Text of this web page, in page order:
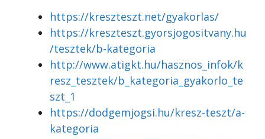
https://kreszteszt.net/gyakorlas/
https://kreszteszt.gyorsjogositvany.hu
/tesztek/b-kategoria
http://www.atigkt.hu/hasznos_infok/k
resz_tesztek/b_kategoria_gyakorlo_te
szt_1
https://dodgemjogsi.hu/kresz-teszt/a-
kategoria